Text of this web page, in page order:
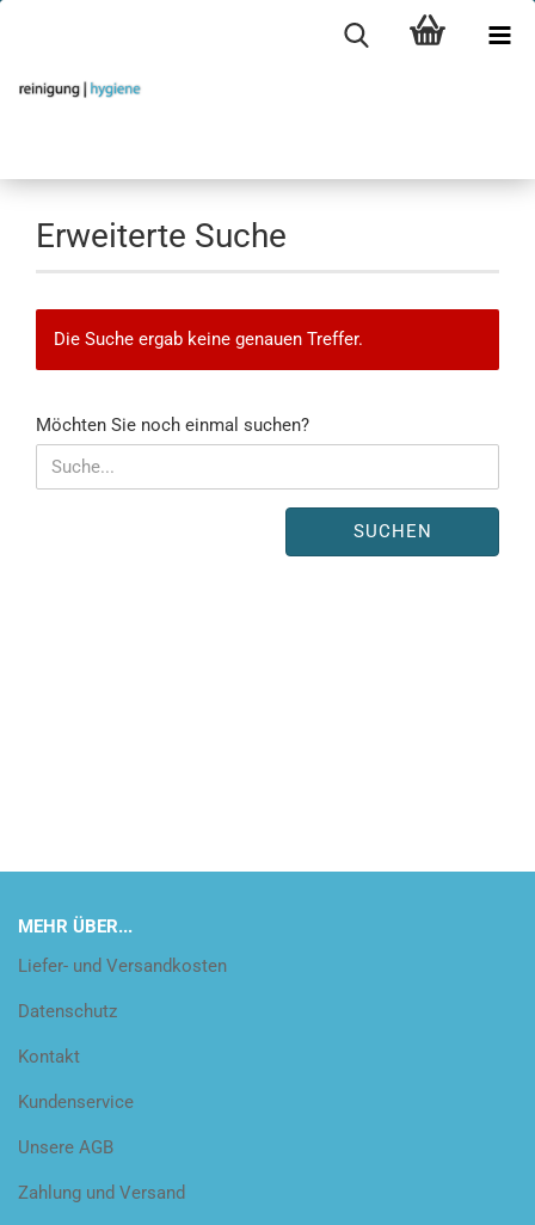
Erweiterte Suche
Die Suche ergab keine genauen Treffer.
MÖCHTEN
SIE
NOCH
Möchten Sie noch einmal suchen?
SUCHEN
MEHR ÜBER...
Liefer- und Versandkosten
Datenschutz
Kontakt
Kundenservice
Unsere AGB
Zahlung und Versand